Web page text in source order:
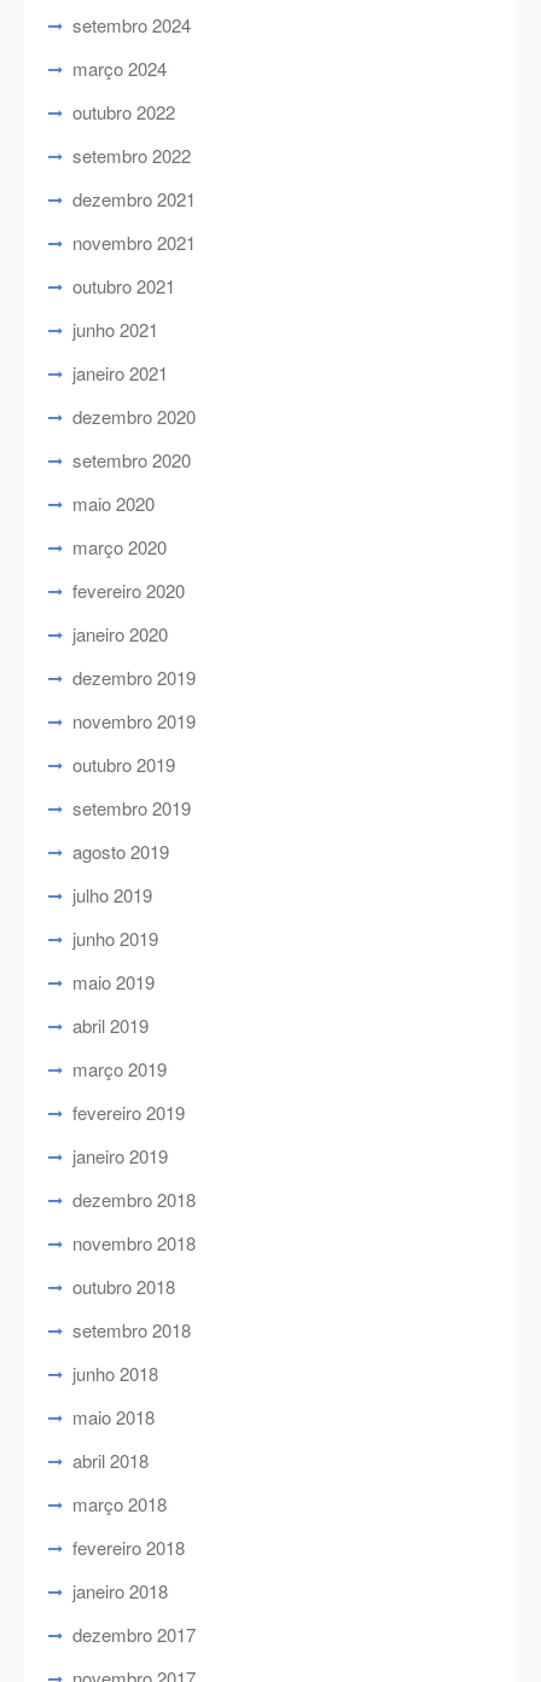
setembro 2024
março 2024
outubro 2022
setembro 2022
dezembro 2021
novembro 2021
outubro 2021
junho 2021
janeiro 2021
dezembro 2020
setembro 2020
maio 2020
março 2020
fevereiro 2020
janeiro 2020
dezembro 2019
novembro 2019
outubro 2019
setembro 2019
agosto 2019
julho 2019
junho 2019
maio 2019
abril 2019
março 2019
fevereiro 2019
janeiro 2019
dezembro 2018
novembro 2018
outubro 2018
setembro 2018
junho 2018
maio 2018
abril 2018
março 2018
fevereiro 2018
janeiro 2018
dezembro 2017